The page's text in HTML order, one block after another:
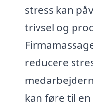
stress kan
trivsel og
reducere
kan føre til